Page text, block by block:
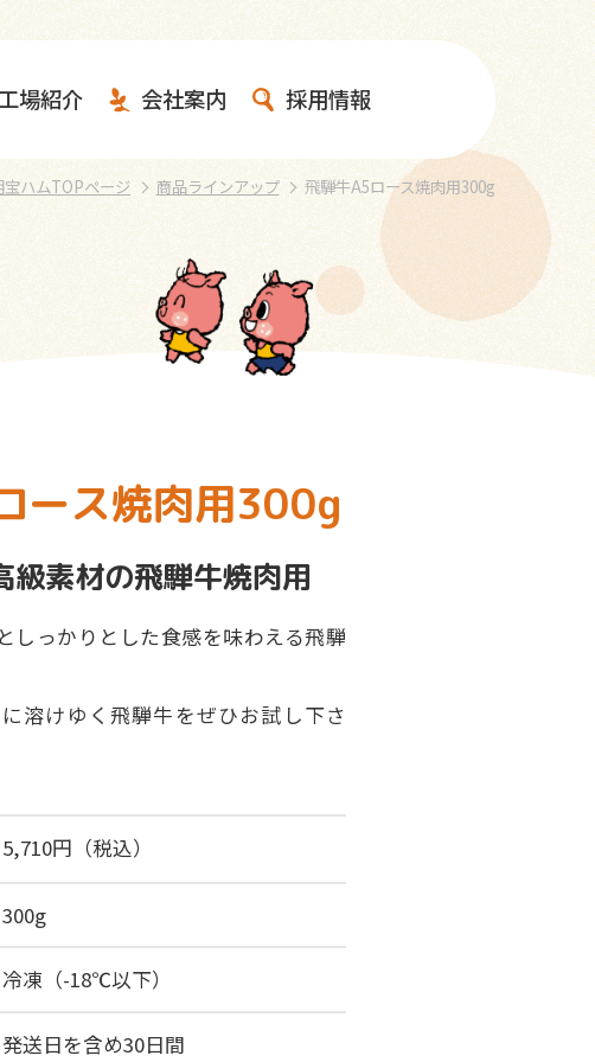
場紹介 会社案内 採用情報
宝ハムTOPページ 商品ラインアップ 飛騨牛A5ロース焼肉用300g
ース焼肉用300g
級素材の飛騨牛焼肉用
しっかりとした食感を味わえる飛騨
溶けゆく飛騨牛をぜひお試し下さ
5,710円（税込）
300g
冷凍（-18℃以下）
発送日を含め30日間